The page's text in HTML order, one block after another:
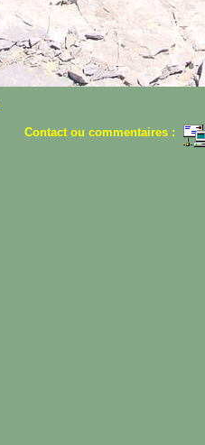
Contact ou commentaires :